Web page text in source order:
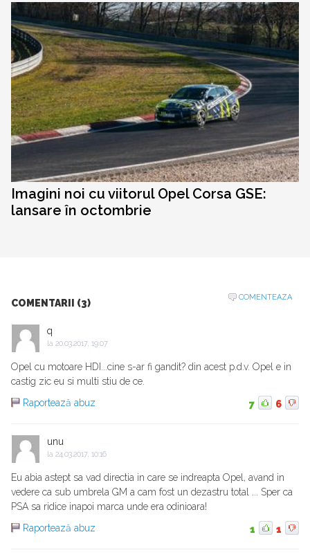
Imagini noi cu viitorul Opel Corsa GSE:
lansare în octombrie
COMENTARII (3)
COMENTEAZA
q
la 20.03.2017, 19:07
Opel cu motoare HDI...cine s-ar fi gandit? din acest p.d.v. Opel e in
castig zic eu si multi stiu de ce.
Raportează abuz
7 6
unu
la 24.03.2017, 10:16
Eu abia astept sa vad directia in care se indreapta Opel, avand in
vedere ca sub umbrela GM a cam fost un dezastru total ... Sper ca
PSA sa ridice inapoi marca unde era odinioara!
Raportează abuz
1 1